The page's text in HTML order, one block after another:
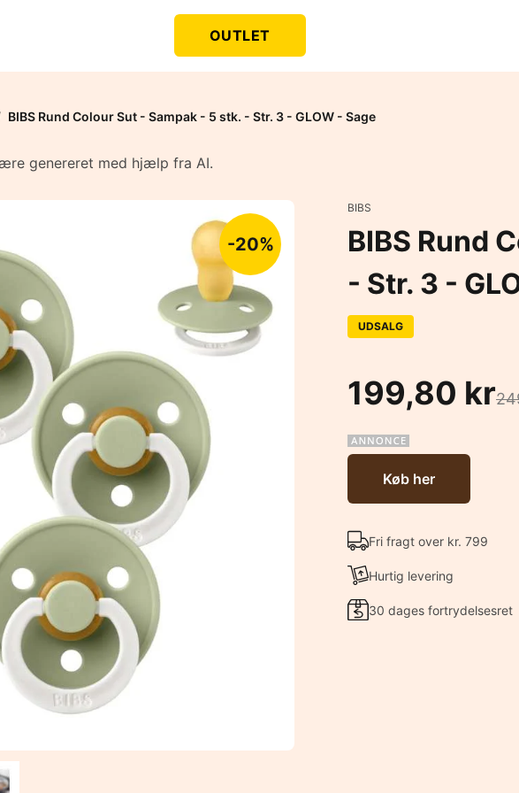
OUTLET
BIBS Rund Colour Sut - Sampak - 5 stk. - Str. 3 - GLOW - Sage
genereret med hjælp fra AI.
-20%
BIBS
BIBS Rund
- Str. 3 -
UDSALG
199,80 kr
Køb her
Fri fragt over kr. 799
Hurtig levering
30 dages fortrydelsesret